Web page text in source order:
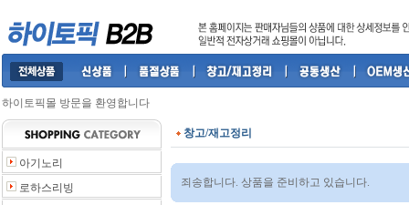
하이토픽몰 방문을 환영합니다
아기노리
로하스리빙
창고/재고정리
죄송합니다. 상품을 준비하고 있습니다.